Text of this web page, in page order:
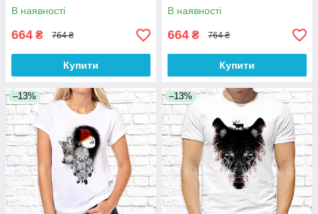
В наявності
664 ₴ 764 ₴
Купити
В наявності
664 ₴ 764 ₴
Купити
–13% –13%